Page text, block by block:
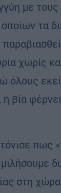
με
τα
χωρίς
όλους
η βία
πως
στη